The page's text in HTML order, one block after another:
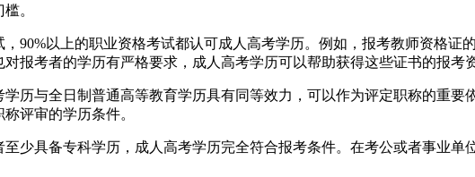
。
以上的职业资格考试都认可成人高考学历。例如，报考教师资格证
报考者的学历有严格要求，成人高考学历可以帮助获得这些证书的报考
与全日制普通高等教育学历具有同等效力，可以作为评定职称的重要
评审的学历条件。
具备专科学历，成人高考学历完全符合报考条件。在考公或者事业单